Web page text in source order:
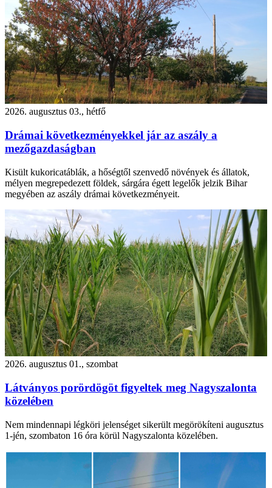
2026. augusztus 03., hétfő
Drámai következményekkel jár az aszály a
mezőgazdaságban
Kisült kukoricatáblák, a hőségtől szenvedő növények és állatok,
mélyen megrepedezett földek, sárgára égett legelők jelzik Bihar
megyében az aszály drámai következményeit.
2026. augusztus 01., szombat
Látványos porördögöt figyeltek meg Nagyszalonta
közelében
Nem mindennapi légköri jelenséget sikerült megörökíteni augusztus
1-jén, szombaton 16 óra körül Nagyszalonta közelében.